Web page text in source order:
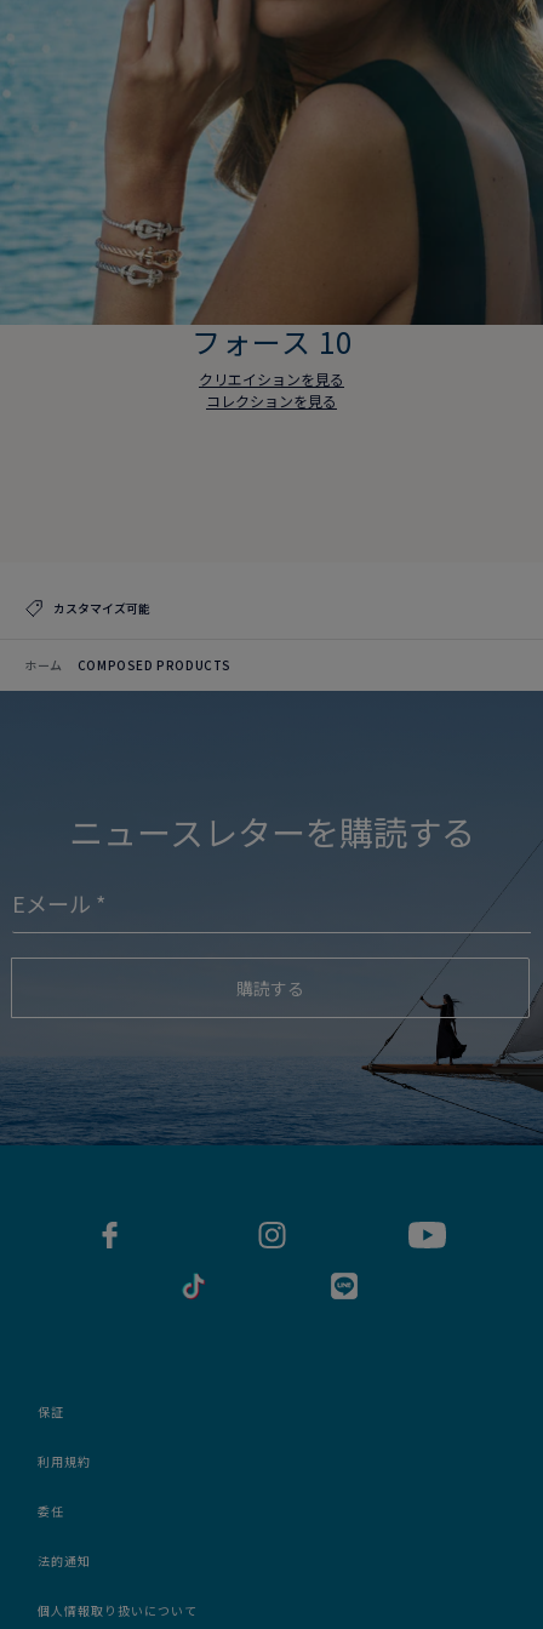
フォース 10
クリエイションを見る
コレクションを見る
カスタマイズ可能
ホーム COMPOSED PRODUCTS
ニュースレターを購読する
購読する
保証
利用規約
委任
法的通知
個人情報取り扱いについて